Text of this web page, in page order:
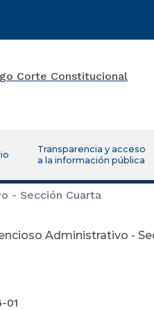
Transparencia y acceso
a la información pública
- Sección Cuarta
Administrativo -
01